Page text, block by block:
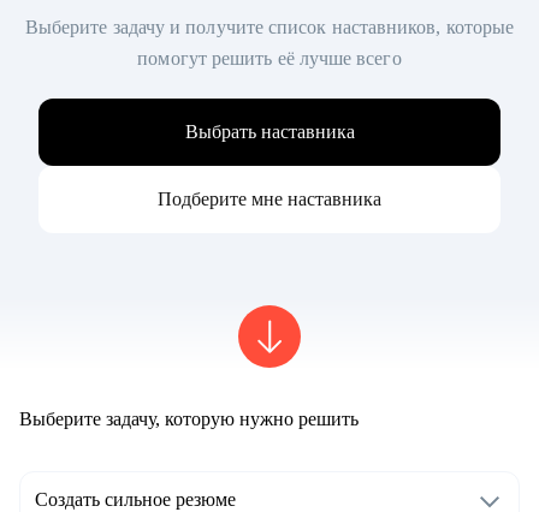
Выберите задачу и получите список наставников, которые
помогут решить её лучше всего
Выбрать наставника
Подберите мне наставника
Выберите задачу, которую нужно решить
Создать сильное резюме